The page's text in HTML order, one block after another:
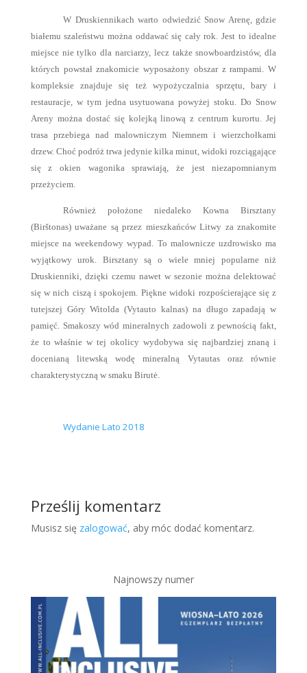
W Druskiennikach warto odwiedzić Snow Arenę, gdzie
białemu szaleństwu można oddawać się cały rok. Jest to idealne
miejsce nie tylko dla narciarzy, lecz także snowboardzistów, dla
których powstał znakomicie wyposażony obszar z rampami. W
kompleksie znajduje się też wypożyczalnia sprzętu, bary i
restauracje, w tym jedna usytuowana powyżej stoku. Do Snow
Areny można dostać się kolejką linową z centrum kurortu. Jej
trasa przebiega nad malowniczym Niemnem i wierzchołkami
drzew. Choć podróż trwa jedynie kilka minut, widoki rozciągające
się z okien wagonika sprawiają, że jest niezapomnianym
przeżyciem.
Również położone niedaleko Kowna Birsztany
(Birštonas) uważane są przez mieszkańców Litwy za znakomite
miejsce na weekendowy wypad. To malownicze uzdrowisko ma
wyjątkowy urok. Birsztany są o wiele mniej popularne niż
Druskienniki, dzięki czemu nawet w sezonie można delektować
się w nich ciszą i spokojem. Piękne widoki rozpościerające się z
tutejszej Góry Witolda (Vytauto kalnas) na długo zapadają w
pamięć. Smakoszy wód mineralnych zadowoli z pewnością fakt,
że to właśnie w tej okolicy wydobywa się najbardziej znaną i
docenianą litewską wodę mineralną Vytautas oraz równie
charakterystyczną w smaku Birutė.
Wydanie Lato 2018
Prześlij komentarz
Musisz się zalogować, aby móc dodać komentarz.
Najnowszy numer